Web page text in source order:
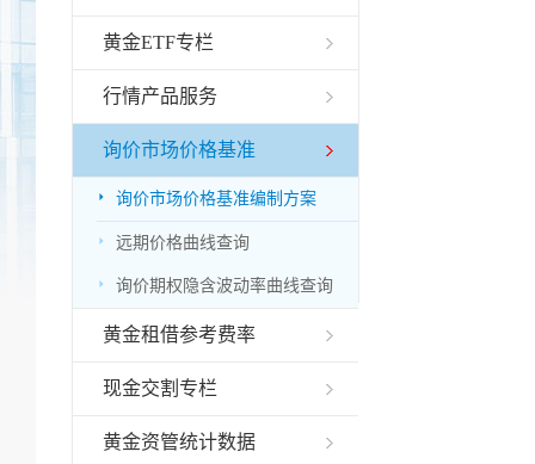
黄金ETF专栏
行情产品服务
询价市场价格基准
 询价市场价格基准编制方案
 远期价格曲线查询
 询价期权隐含波动率曲线查询
黄金租借参考费率
现金交割专栏
黄金资管统计数据